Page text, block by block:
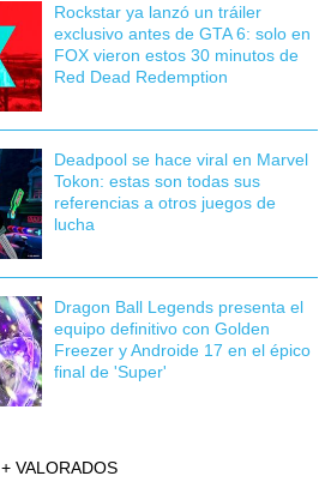
Rockstar ya lanzó un tráiler
exclusivo antes de GTA 6: solo en
FOX vieron estos 30 minutos de
Red Dead Redemption
Deadpool se hace viral en Marvel
Tokon: estas son todas sus
referencias a otros juegos de
lucha
Dragon Ball Legends presenta el
equipo definitivo con Golden
Freezer y Androide 17 en el épico
final de 'Super'
+ VALORADOS